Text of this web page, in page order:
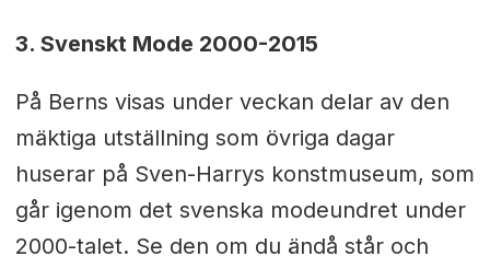
3. Svenskt Mode 2000-2015
På Berns visas under veckan delar av den
mäktiga utställning som övriga dagar
huserar på Sven-Harrys konstmuseum, som
går igenom det svenska modeundret under
2000-talet. Se den om du ändå står och